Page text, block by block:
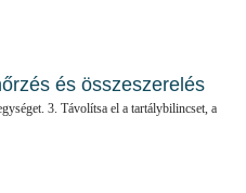
és összeszerelés
3. Távolítsa el a tartálybilincset, a